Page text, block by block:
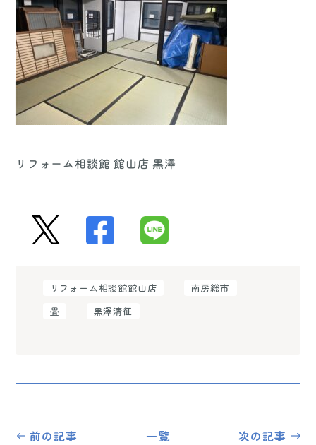
リフォーム相談館 館山店 黒澤
リフォーム相談館館山店
南房総市
畳
黒澤清征
前の記事 一覧 次の記事